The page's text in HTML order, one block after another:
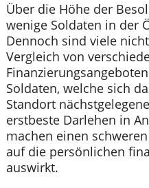
Über die Höhe der
wenige Soldaten in der
Dennoch sind viele
Vergleich von
Soldaten, welche sich
Standort
erstbeste Darlehen in
machen einen
auf die persönlichen
auswirkt.